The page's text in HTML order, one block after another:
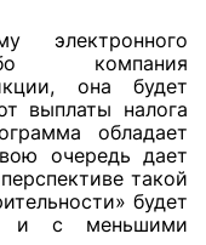
электронного
компания
она будет
выплаты налога
обладает
очередь дает
такой
будет
и с меньшими